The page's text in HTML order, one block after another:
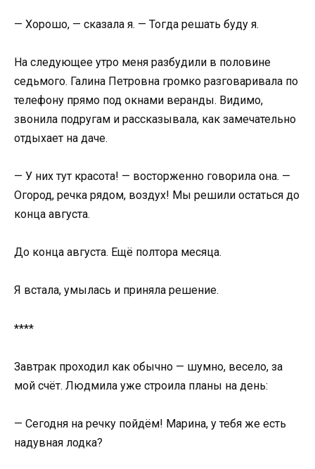
— Хорошо, — сказала я. — Тогда решать буду я.
На следующее утро меня разбудили в половине
седьмого. Галина Петровна громко разговаривала по
телефону прямо под окнами веранды. Видимо,
звонила подругам и рассказывала, как замечательно
отдыхает на даче.
— У них тут красота! — восторженно говорила она. —
Огород, речка рядом, воздух! Мы решили остаться до
конца августа.
До конца августа. Ещё полтора месяца.
Я встала, умылась и приняла решение.
****
Завтрак проходил как обычно — шумно, весело, за
мой счёт. Людмила уже строила планы на день:
— Сегодня на речку пойдём! Марина, у тебя же есть
надувная лодка?